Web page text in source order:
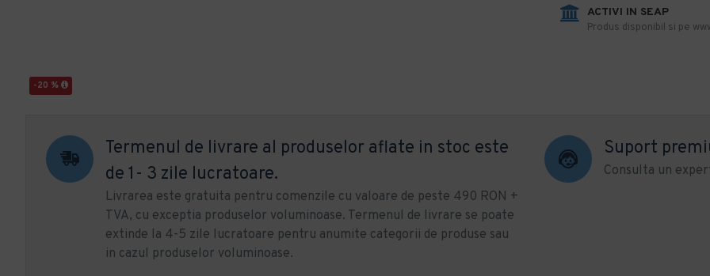
-20 %
ACTIVI IN SEAP
Produs disponibil si pe
Termenul de livrare al produselor aflate in stoc este
de 1- 3 zile lucratoare.
Livrarea este gratuita pentru comenzile cu valoare de peste 490 RON +
TVA, cu exceptia produselor voluminoase. Termenul de livrare se poate
extinde la 4-5 zile lucratoare pentru anumite categorii de produse sau
in cazul produselor voluminoase.
Suport
Consulta un